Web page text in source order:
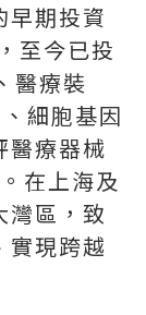
早期投資
至今已投
醫療裝
細胞基因
醫療器械
在上海及
灣區，致
實現跨越